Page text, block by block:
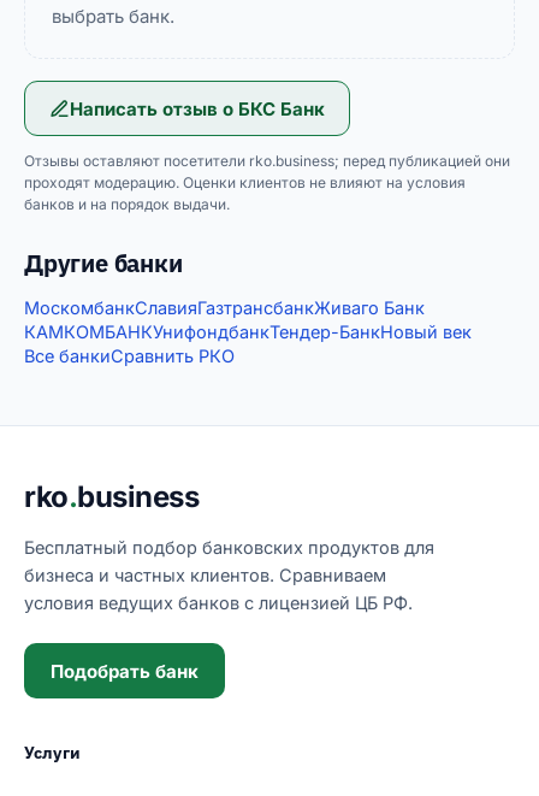
выбрать банк.
Написать отзыв о БКС Банк
Отзывы оставляют посетители rko.business; перед публикацией они
проходят модерацию. Оценки клиентов не влияют на условия
банков и на порядок выдачи.
Другие банки
МоскомбанкСлавияГазтрансбанкЖиваго Банк
КАМКОМБАНКУнифондбанкТендер-БанкНовый век
Все банкиСравнить РКО
Подвал сайта
rko.business
Бесплатный подбор банковских продуктов для
бизнеса и частных клиентов. Сравниваем
условия ведущих банков с лицензией ЦБ РФ.
Подобрать банк
Услуги